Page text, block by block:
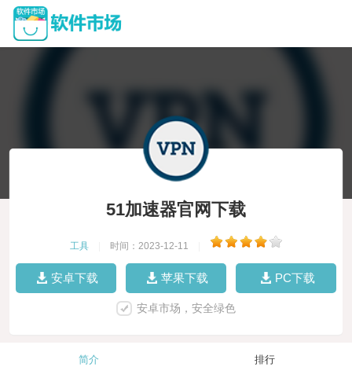
51加速器官网下载
工具 时间：2023-12-11
安卓下载 苹果下载 PC下载
安卓市场，安全绿色
简介 排行